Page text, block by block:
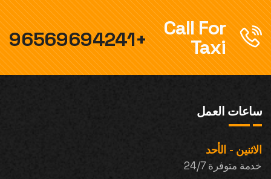
Call For
Taxi
+96569694241
ساعات العمل
الاثنين - الأحد
خدمة متوفرة 24/7